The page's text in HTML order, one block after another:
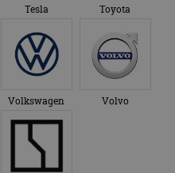
Tesla Toyota
Volkswagen Volvo